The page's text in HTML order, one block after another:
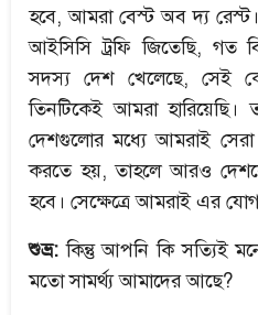
হবে, আমরা বেস্ট অব দ্য
আইসিসি ট্রফি জিতেছি, গত
সদস্য দেশ খেলেছে, সেই
তিনটিকেই আমরা হারিয়েছি।
দেশগুলোর মধ্যে আমরাই
করতে হয়, তাহলে আরও
হবে। সেক্ষেত্রে আমরাই এর
শুভ্র: কিন্তু আপনি কি সত্যিই
মতো সামর্থ্য আমাদের আছে?